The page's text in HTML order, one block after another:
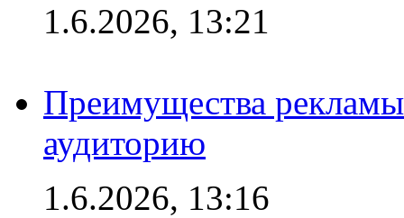
1.6.2026, 13:21
Преимущества
аудиторию
1.6.2026, 13:16